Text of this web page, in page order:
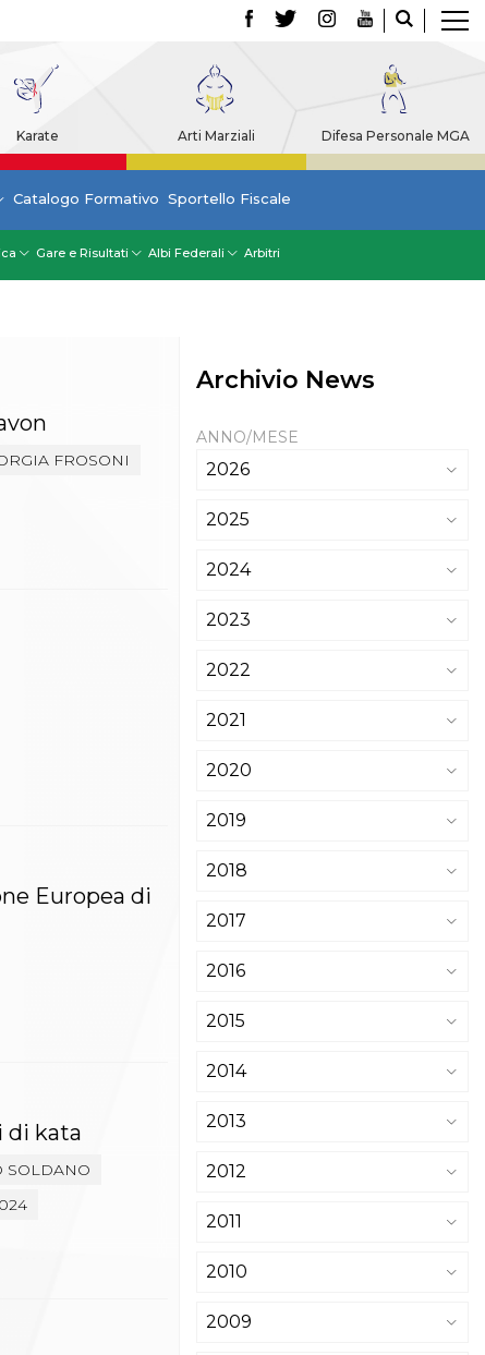
Karate Arti Marziali Difesa Personale MGA
Catalogo Formativo Sportello Fiscale
Gare e Risultati Albi Federali Arbitri
FROSONI
Europea di
di kata
SOLDANO
Archivio News
ANNO/MESE
2026
2025
2024
2023
2022
2021
2020
2019
2018
2017
2016
2015
2014
2013
2012
2011
2010
2009